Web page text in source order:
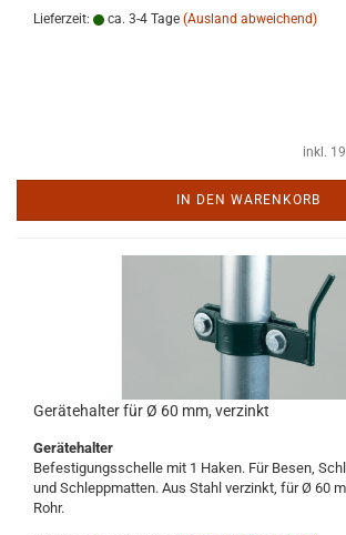
Lieferzeit: ca. 3-4 Tage (Ausland abweichend)
inkl.
IN DEN WARENKORB
Gerätehalter für Ø 60 mm, verzinkt
Gerätehalter
Befestigungsschelle mit 1 Haken. Für Besen,
und Schleppmatten. Aus Stahl verzinkt, für Ø 60
Rohr.